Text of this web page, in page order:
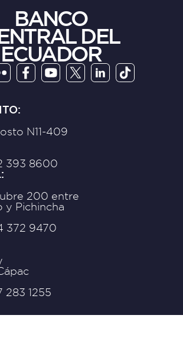
BANCO
DEL
ECUADOR
N11-409
393 8600
200 entre
y Pichincha
372 9470
283 1255